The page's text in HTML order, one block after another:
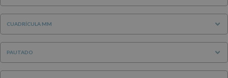
CUADRÍCULA MM
PAUTADO